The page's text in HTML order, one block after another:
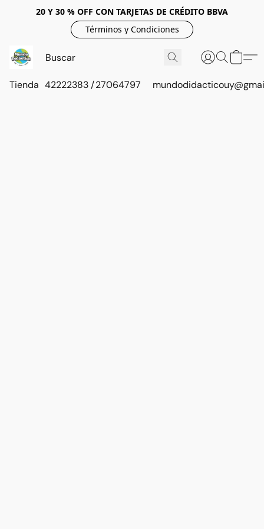
20 Y 30 % OFF CON TARJETAS DE CRÉDITO BBVA
Términos y Condiciones
Tienda 42222383 / 27064797